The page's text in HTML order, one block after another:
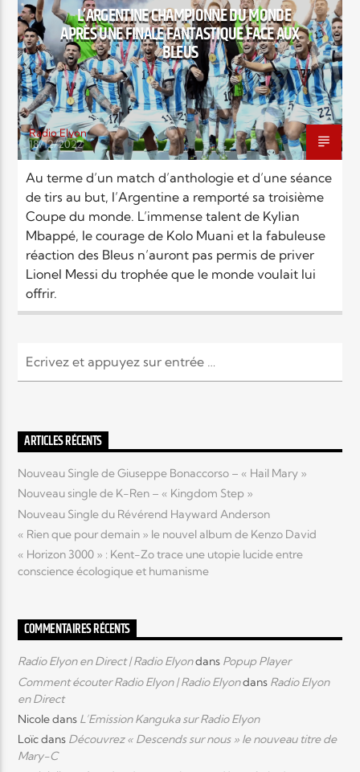
Radio Elyon
Elyon Rhema
Elyon Hits
L’ARGENTINE CHAMPIONNE DU MONDE
APRÈS UNE FINALE FANTASTIQUE FACE AUX
BLEUS
Radio Elyon
18/12/2022
Au terme d’un match d’anthologie et d’une séance
de tirs au but, l’Argentine a remporté sa troisième
Coupe du monde. L’immense talent de Kylian
Mbappé, le courage de Kolo Muani et la fabuleuse
réaction des Bleus n’auront pas permis de priver
Lionel Messi du trophée que le monde voulait lui
offrir.
ARTICLES RÉCENTS
Nouveau Single de Giuseppe Bonaccorso – « Hail Mary »
Nouveau single de K-Ren – « Kingdom Step »
Nouveau Single du Révérend Hayward Anderson
« Rien que pour demain » le nouvel album de Kenzo David
« Horizon 3000 » : Kent-Zo trace une utopie lucide entre
conscience écologique et humanisme
COMMENTAIRES RÉCENTS
Radio Elyon en Direct | Radio Elyondans Popup Player
Comment écouter Radio Elyon | Radio Elyondans Radio Elyon
en Direct
Nicoledans L’Emission Kanguka sur Radio Elyon
Loïcdans Découvrez « Descends sur nous » le nouveau titre de
Mary-C